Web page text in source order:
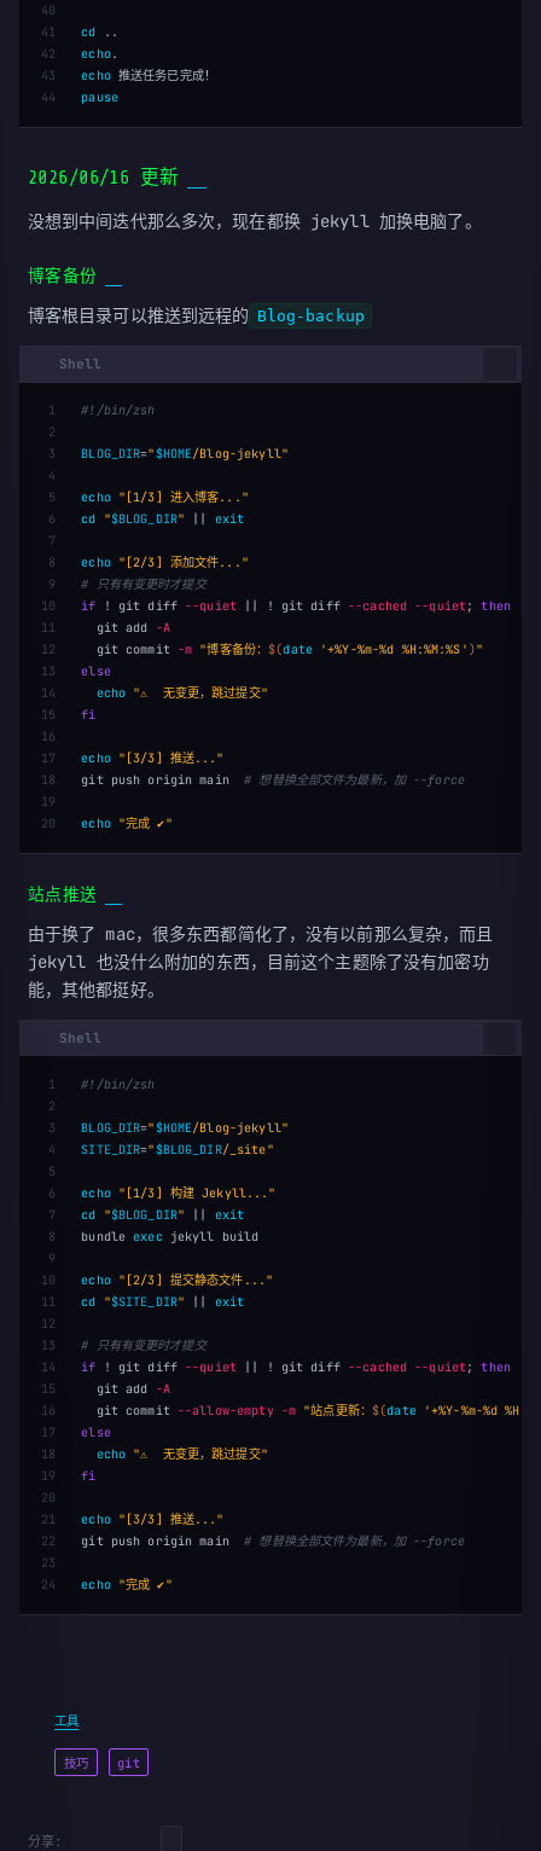
40
41
42
43
cd
echo
echo
pause
2026/06/16 更新
没想到中间迭代那么多次，现在都换 jekyll 加换电脑了。
博客备份
博客根目录可以推送到远程的 Blog-backup
1
2
3
4
5
6
7
8
9
10
11
12
13
14
15
16
17
18
19
#!/bin/zsh
BLOG_DIR="$HOME/Blog-jekyll"
echo "[1/3] 进入博客..."
cd
"$BLOG_DIR" exit
echo "[2/3] 添加文件..."
# 只有有变更时才提交
if
! git diff --quiet ! git diff --cached --quiet;
then
git add
-A
  git commit
-m "博客备份：$(date '+%Y-%m-%d %H:%M:%S' )"
else
echo "⚠️  无变更，跳过提交"
fi
echo "[3/3] 推送..."
git push origin main # 想替换全部文件为最新，加 --force
echo "完成 ✔"
站点推送
由于换了 mac，很多东西都简化了，没有以前那么复杂，而且
jekyll 也没什么附加的东西，目前这个主题除了没有加密功
能，其他都挺好。
1
2
3
4
5
6
7
8
9
10
11
12
13
14
15
16
17
18
19
20
21
22
23
#!/bin/zsh
BLOG_DIR="$HOME/Blog-jekyll"
SITE_DIR="$BLOG_DIR/_site"
echo "[1/3] 构建 Jekyll..."
cd
"$BLOG_DIR" ||
bundle exec jekyll build
echo "[2/3] 提交静态文件..."
cd
"$SITE_DIR" || exit
# 只有有变更时才提交
if
! git diff --quiet || ! git diff --cached --quiet;
then
git add
-A
  git commit
--allow-empty -m "站点更新： $(date
'+%Y-%m-%d
else
echo "⚠️  无变更，跳过提交"
fi
echo "[3/3] 推送..."
git push origin main # 想替换全部文件为最新，加 --force
echo "完成 ✔"
工具
技巧 git
分享